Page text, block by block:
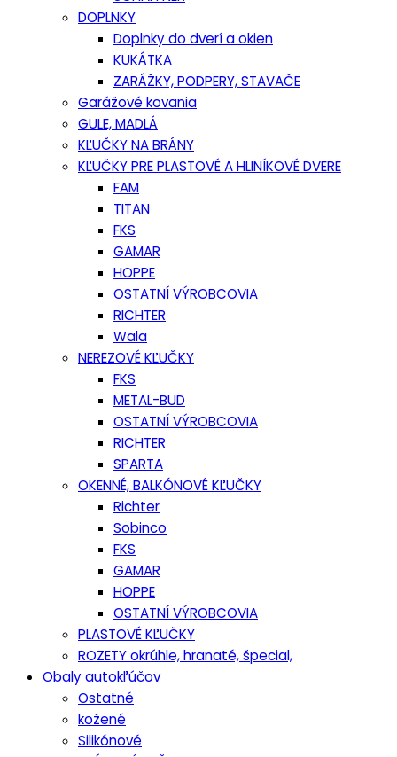
DOPLNKY
Doplnky do dverí a okien
KUKÁTKA
ZARÁŽKY, PODPERY, STAVAČE
Garážové kovania
GULE, MADLÁ
KĽUČKY NA BRÁNY
KĽUČKY PRE PLASTOVÉ A HLINÍKOVÉ DVERE
FAM
TITAN
FKS
GAMAR
HOPPE
OSTATNÍ VÝROBCOVIA
RICHTER
Wala
NEREZOVÉ KĽUČKY
FKS
METAL-BUD
OSTATNÍ VÝROBCOVIA
RICHTER
SPARTA
OKENNÉ, BALKÓNOVÉ KĽUČKY
Richter
Sobinco
FKS
GAMAR
HOPPE
OSTATNÍ VÝROBCOVIA
PLASTOVÉ KĽUČKY
ROZETY okrúhle, hranaté, špecial,
Obaly autokľúčov
Ostatné
kožené
Silikónové